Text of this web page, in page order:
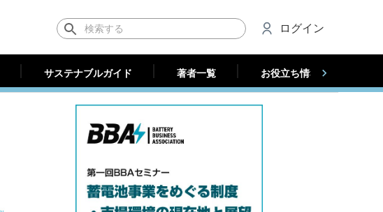
ログイン
サステナブルガイド 著者一覧 お役立ち情報（法人）
サステナブルガイド 著者一覧